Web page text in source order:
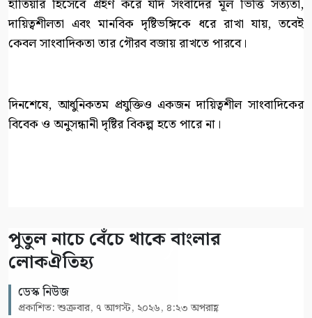
হাতিয়ার হিসেবে গ্রহণ করে যদি সংবাদের মূল ভিত্তি সত্যতা,
দায়িত্বশীলতা এবং মানবিক দৃষ্টিভঙ্গিকে ধরে রাখা যায়, তবেই
কেবল সাংবাদিকতা তার গৌরব বজায় রাখতে পারবে।
দিনশেষে, আধুনিকতম প্রযুক্তিও একজন দায়িত্বশীল সাংবাদিকের
বিবেক ও অনুসন্ধানী দৃষ্টির বিকল্প হতে পারে না।
পুতুল নাচে বেঁচে থাকে বাংলার
লোকঐতিহ্য
ডেস্ক নিউজ
প্রকাশিত: শুক্রবার, ৭ আগস্ট, ২০২৬, ৪:২৩ অপরাহ্ণ